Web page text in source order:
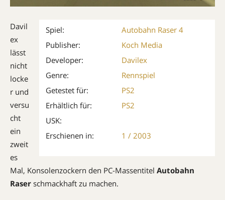
Spiel:
Autobahn Raser 4
Publisher:
Koch Media
Developer:
Davilex
Genre:
Rennspiel
Getestet für:
PS2
Erhältlich für:
PS2
USK:
Erschienen in:
1 / 2003
Davil
ex
lässt
nicht
locke
r und
versu
cht
ein
zweit
es
Mal, Konsolenzockern den PC-Massentitel Autobahn
Raser schmackhaft zu machen.